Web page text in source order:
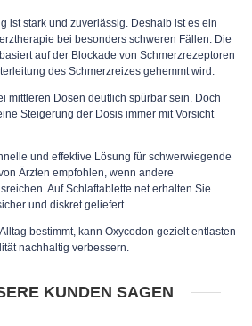
ist stark und zuverlässig. Deshalb ist es ein
bei besonders schweren Fällen. Die
auf der Blockade von Schmerzrezeptoren
des Schmerzreizes gehemmt wird.
mittleren Dosen deutlich spürbar sein. Doch
Steigerung der Dosis immer mit Vorsicht
und effektive Lösung für schwerwiegende
Ärzten empfohlen, wenn andere
Auf Schlaftablette.net erhalten Sie
und diskret geliefert.
bestimmt, kann Oxycodon gezielt entlasten
nachhaltig verbessern.
KUNDEN SAGEN